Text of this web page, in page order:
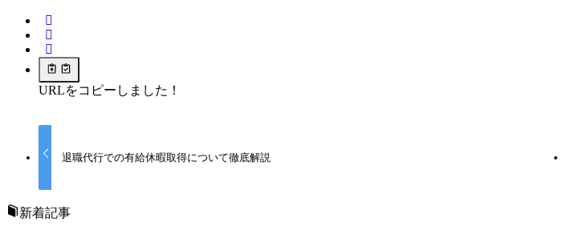
URLをコピーしました！
退職代行での有給休暇取得について徹底解説
新着記事